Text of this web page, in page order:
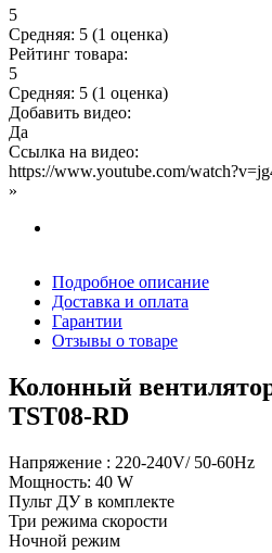
5
Средняя: 5 (1 оценка)
Рейтинг товара:
5
Средняя: 5 (1 оценка)
Добавить видео:
Да
Ссылка на видео:
https://www.youtube.com/
»
Подробное описание
Доставка и оплата
Гарантии
Отзывы о товаре
Колонный
TST08-RD
Напряжение : 220-240V/ 50-60Hz
Мощность: 40 W
Пульт ДУ в комплекте
Три режима скорости
Ночной режим